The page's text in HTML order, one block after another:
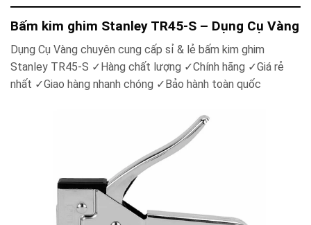
Bấm kim ghim Stanley TR45-S – Dụng Cụ Vàng
Dụng Cụ Vàng chuyên cung cấp sỉ & lẻ bấm kim ghim
Stanley TR45-S ✓ Hàng chất lượng ✓Chính hãng ✓Giá rẻ
nhất ✓Giao hàng nhanh chóng ✓ Bảo hành toàn quốc